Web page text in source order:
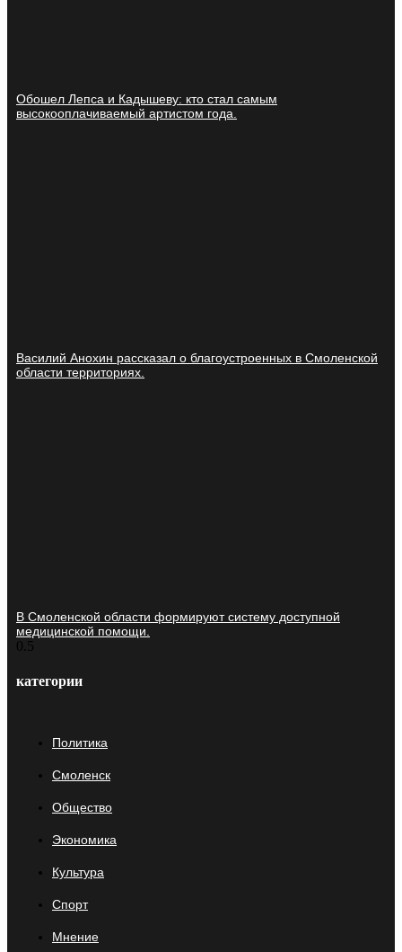
Обошел Лепса и Кадышеву: кто стал самым
высокооплачиваемый артистом года.
Василий Анохин рассказал о благоустроенных в Смоленской
области территориях.
В Смоленской области формируют систему доступной
медицинской помощи.
категории
Политика
Смоленск
Общество
Экономика
Культура
Спорт
Мнение